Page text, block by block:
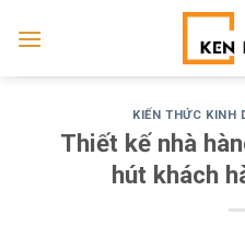
KIẾN THỨC KINH
Thiết kế nhà
hút khách